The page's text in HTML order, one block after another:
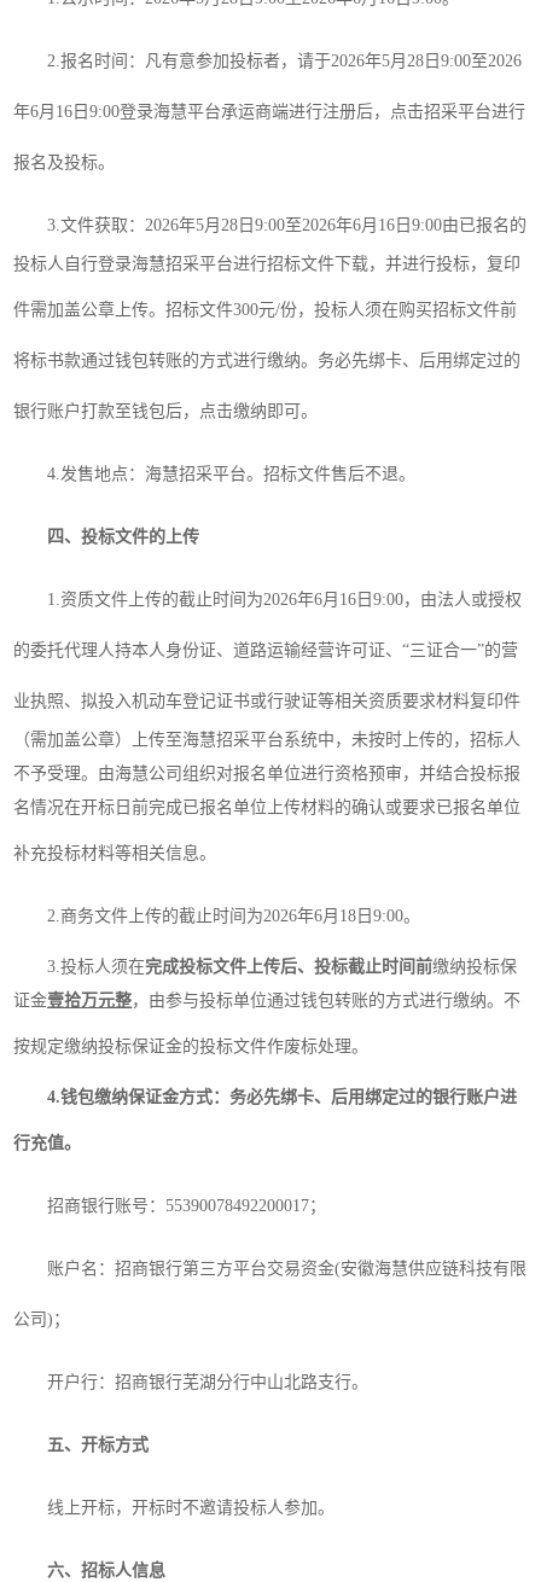
2.报名时间：凡有意参加投标者，请于2026年5月28 日9:00至2026
年6月 16 日9:00登录海慧平台承运商端进行注册后，点击招采平台进行
报名及投标。
3.文件获取：2026年5月28 日9:00至2026年6月 16 日9:00由已报名的
投标人自行登录海慧招采平台进行招标文件下载，并进行投标，复印
件需加盖公章上传。招标文件300元/份，投标人须在购买招标文件前
将标书款通过钱包转账的方式进行缴纳。务必先绑卡、后用绑定过的
银行账户打款至钱包后，点击缴纳即可。
4.发售地点：海慧招采平台。招标文件售后不退。
四、投标文件的上传
1.资质文件上传的截止时间为2026年6月 16 日9:00，由法人或授权
的委托代理人持本人身份证、道路运输经营许可证、“三证合一”的营
业执照、拟投入机动车登记证书或行驶证等相关资质要求材料复印件
（需加盖公章）
上传至海慧招采平台系统中，未按时上传的，招标人
不予受理。 由海慧公司组织对报名单位进行资格预审，并结合投标报
名情况在开标日前完成已报名单位上传材料的确认或要求已报名单位
补充投标材料等相关信息。
2.商务文件上传的截止时间为2026年6月 18 日9:00。
3.投标人须在完成投标文件上传后、投标截止时间前缴纳投标保
证金壹拾万元整， 由参与投标单位通过钱包转账的方式进行缴纳。不
按规定缴纳投标保证金的投标文件作废标处理。
4.钱包缴纳保证金方式：务必先绑卡、后用绑定过的银行账户进
行充值。
招商银行账号：55390078492200017；
账户名：招商银行第三方平台交易资金(安徽海慧供应链科技有限
公司)；
开户行：招商银行芜湖分行中山北路支行。
五、开标方式
线上开标，开标时不邀请投标人参加。
六、招标人信息